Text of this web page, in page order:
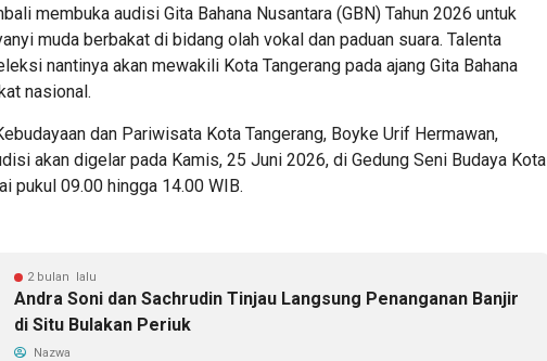
membuka audisi Gita Bahana Nusantara (GBN) Tahun 2026 untuk
muda berbakat di bidang olah vokal dan paduan suara. Talenta
nantinya akan mewakili Kota Tangerang pada ajang Gita Bahana
nasional.
dan Pariwisata Kota Tangerang, Boyke Urif Hermawan,
akan digelar pada Kamis, 25 Juni 2026, di Gedung Seni Budaya Kota
pukul 09.00 hingga 14.00 WIB.
2 bulan lalu
Andra Soni dan Sachrudin Tinjau Langsung Penanganan Banjir
di Situ Bulakan Periuk
Nazwa